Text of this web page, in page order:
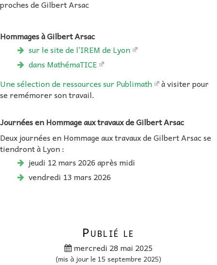
proches de Gilbert Arsac
Hommages à Gilbert Arsac
sur le site de l’IREM de Lyon
dans MathémaTICE
Une sélection de ressources sur Publimath
à visiter pour
se remémorer son travail.
Journées en Hommage aux travaux de Gilbert Arsac
Deux journées en Hommage aux travaux de Gilbert Arsac se
tiendront à Lyon :
jeudi 12 mars 2026 après midi
vendredi 13 mars 2026
Publié le
mercredi 28 mai 2025
(mis à jour le 15 septembre 2025)